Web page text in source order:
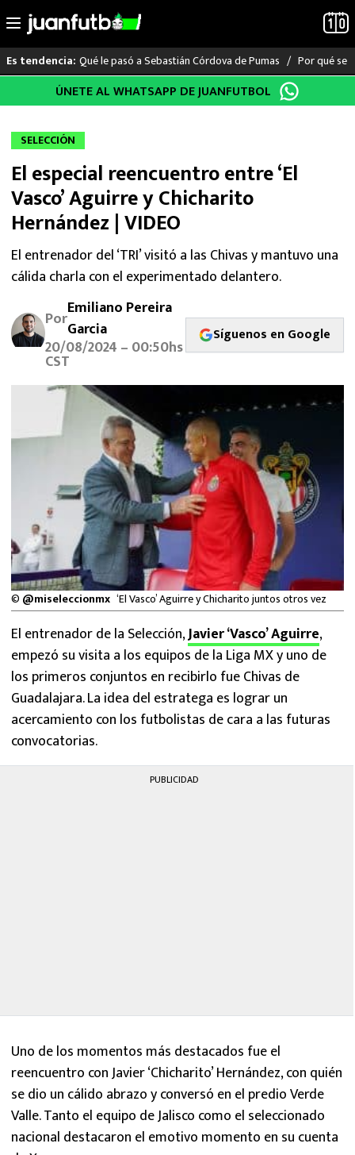
al
Es tendencia: Qué le pasó a Sebastián Córdova de Pumas Por qué se
LO ÚLTIMO
LIGA MX
RAYADOS
PUMAS
ATLANTE
FUTBOL INTERNACIONAL
MEXICANOS EN EL EXTRANJERO
FUTBOL ESTUFA
FÓRMULA 1
LIGA MX
NFL
ÚNETE AL WHATSAPP DE JUANFUTBOL
SELECCIÓN
El especial reencuentro entre ‘El
Vasco’ Aguirre y Chicharito
Hernández | VIDEO
El entrenador del ‘TRI’ visitó a las Chivas y mantuvo una
cálida charla con el experimentado delantero.
PorEmiliano Pereira
Garcia
20/08/2024 – 00:50hs
CST
Síguenos en Google
© @miseleccionmx ‘El Vasco’ Aguirre y Chicharito juntos otros vez
El entrenador de la Selección,Javier ‘Vasco’ Aguirre,
empezó su visita a los equipos de la Liga MX y uno de
los primeros conjuntos en recibirlo fue Chivas de
Guadalajara. La idea del estratega es lograr un
acercamiento con los futbolistas de cara a las futuras
convocatorias.
PUBLICIDAD
Uno de los momentos más destacados fue el
reencuentro con Javier ‘Chicharito’ Hernández, con quién
se dio un cálido abrazo y conversó en el predio Verde
Valle. Tanto el equipo de Jalisco como el seleccionado
nacional destacaron el emotivo momento en su cuenta